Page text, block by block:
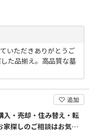
いただきありがとうご
た品揃え。高品質な墓
追加
入・売却・住み替え・転
家探しのご相談はお気軽